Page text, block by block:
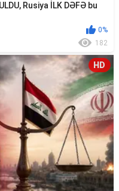
Rusiya İLK DƏFƏ bu
0%
182
HD